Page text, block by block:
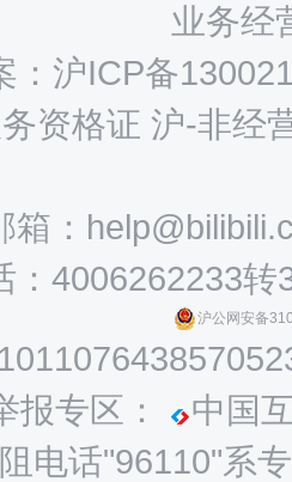
业务经
：沪ICP备
资格证 沪-非经
箱：
：4006262233转
沪公网安备
报专区：
中国
电话"96110"系